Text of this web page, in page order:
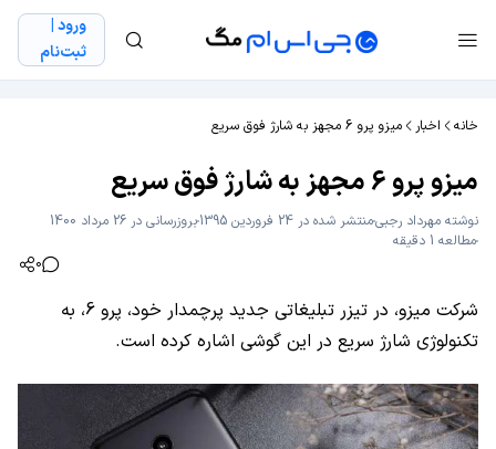
ورود |
ثبت‌نام
خانه اخبار میزو پرو 6 مجهز به شارژ فوق سریع
میزو پرو 6 مجهز به شارژ فوق سریع
نوشته مهرداد رجبیمنتشر شده در 24 فروردین 1395
بروزرسانی در 26 مرداد 1400
مطالعه 1 دقیقه
0
شرکت میزو، در تیزر تبلیغاتی جدید پرچمدار خود، پرو 6، به
تکنولوژی شارژ سریع در این گوشی اشاره کرده است.